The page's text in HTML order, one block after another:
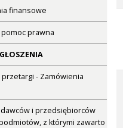
finansowe
prawna
przetargi - Zamówienia
i przedsiębiorców
z którymi zawarto